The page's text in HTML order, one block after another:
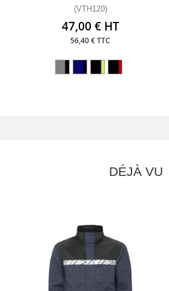
(VTH120)
47,00 € HT
56,40 € TTC
DÉJÀ VU